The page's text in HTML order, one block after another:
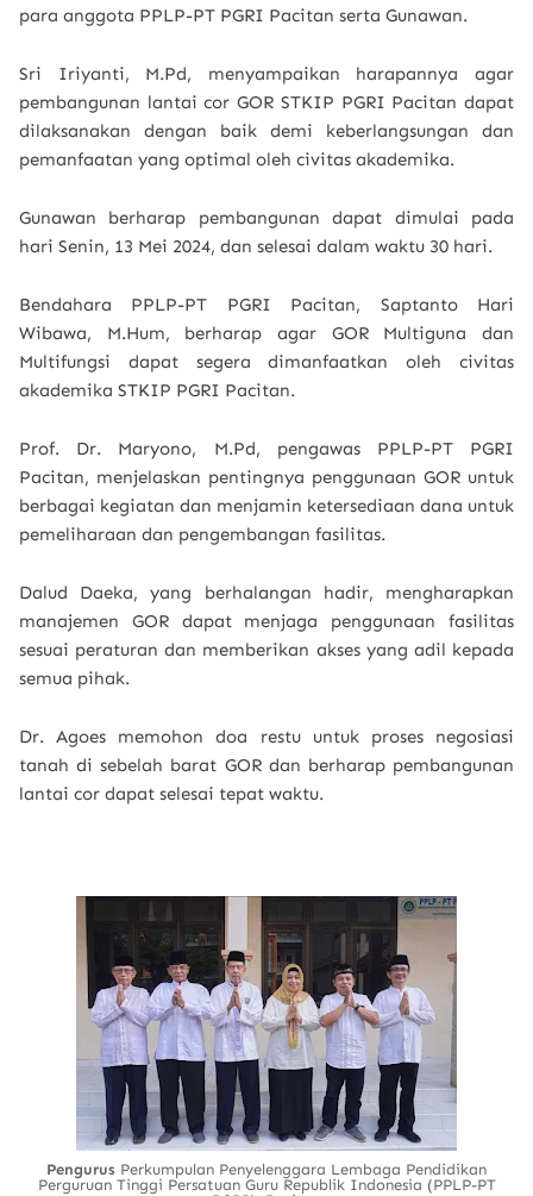
para anggota PPLP-PT PGRI Pacitan serta Gunawan.
Sri Iriyanti, M.Pd, menyampaikan harapannya agar
pembangunan lantai cor GOR STKIP PGRI Pacitan dapat
dilaksanakan dengan baik demi keberlangsungan dan
pemanfaatan yang optimal oleh civitas akademika.
Gunawan berharap pembangunan dapat dimulai pada
hari Senin, 13 Mei 2024, dan selesai dalam waktu 30 hari.
Bendahara PPLP-PT PGRI Pacitan, Saptanto Hari
Wibawa, M.Hum, berharap agar GOR Multiguna dan
Multifungsi dapat segera dimanfaatkan oleh civitas
akademika STKIP PGRI Pacitan.
Prof. Dr. Maryono, M.Pd, pengawas PPLP-PT PGRI
Pacitan, menjelaskan pentingnya penggunaan GOR untuk
berbagai kegiatan dan menjamin ketersediaan dana untuk
pemeliharaan dan pengembangan fasilitas.
Dalud Daeka, yang berhalangan hadir, mengharapkan
manajemen GOR dapat menjaga penggunaan fasilitas
sesuai peraturan dan memberikan akses yang adil kepada
semua pihak.
Dr. Agoes memohon doa restu untuk proses negosiasi
tanah di sebelah barat GOR dan berharap pembangunan
lantai cor dapat selesai tepat waktu.
Pengurus Perkumpulan Penyelenggara Lembaga Pendidikan
Perguruan Tinggi Persatuan Guru Republik Indonesia (PPLP-PT